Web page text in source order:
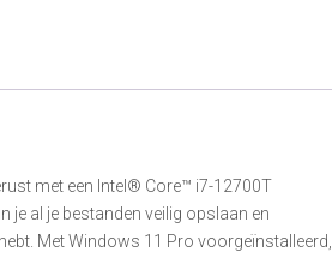
met een Intel® Core™ i7-12700T
je al je bestanden veilig opslaan en
Met Windows 11 Pro voorgeïnstalleerd,